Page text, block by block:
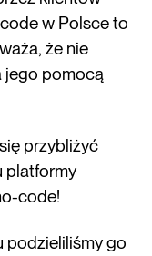
w Polsce to
że nie
jego pomocą
przybliżyć
platformy
code!
podzieliliśmy go